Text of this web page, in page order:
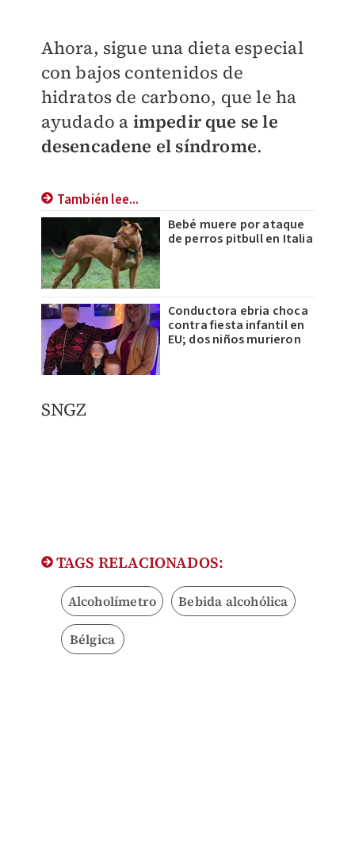
Ahora, sigue una dieta especial
con bajos contenidos de
hidratos de carbono, que le ha
ayudado a impedir que se le
desencadene el síndrome.
También lee...
Bebé muere por ataque
de perros pitbull en Italia
Conductora ebria choca
contra fiesta infantil en
EU; dos niños murieron
SNGZ
TAGS RELACIONADOS:
Alcoholímetro Bebida alcohólica
Bélgica